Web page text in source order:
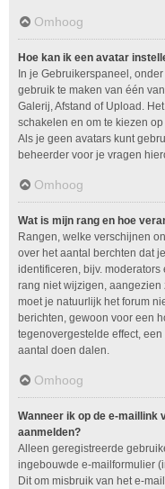
Omhoog
Hoe kan ik een avatar
In je Gebruikerspaneel,
gebruik te maken van één
Galerij, Afstand of Upload.
schakelen en om te kiezen
Als je geen avatars kunt
beheerder voor je vragen
Omhoog
Wat is mijn rang en hoe
Rangen, welke verschijnen
over het aantal berchten dat
identificeren, bijv.
rang niet wijzigen,
moet je natuurlijk het forum
berichten, gewoon voor een
tegenovergestelde effect,
aantal doen dalen.
Omhoog
Wanneer ik op de e-maillink
aanmelden?
Alleen geregistreerde
ingebouwde e-mailformulier
Dit om misbruik van het e-